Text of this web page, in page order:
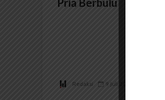
Pria Berbulu
Redaksi 9 Juli 2017